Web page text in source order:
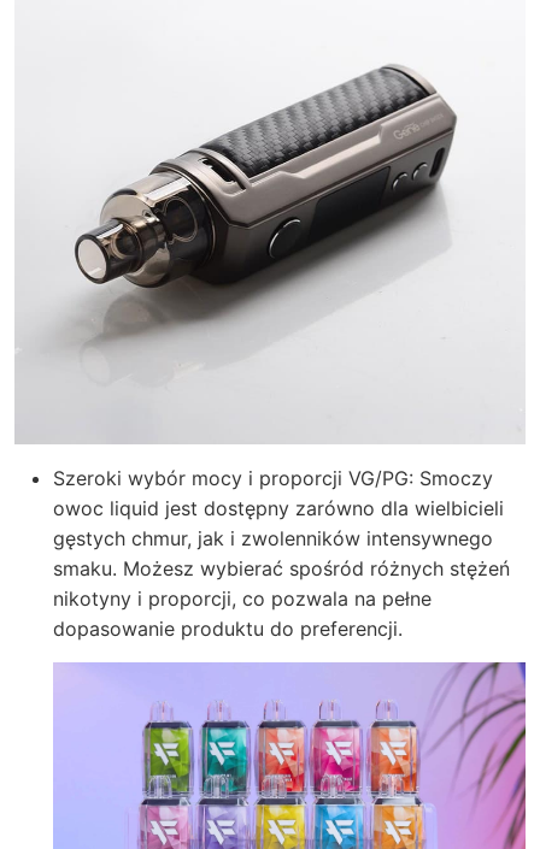
Szeroki wybór mocy i proporcji VG/PG: Smoczy
owoc liquid jest dostępny zarówno dla wielbicieli
gęstych chmur, jak i zwolenników intensywnego
smaku. Możesz wybierać spośród różnych stężeń
nikotyny i proporcji, co pozwala na pełne
dopasowanie produktu do preferencji.